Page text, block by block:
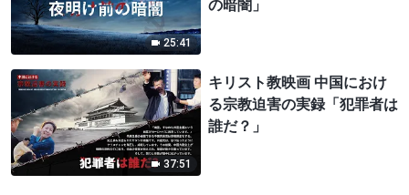
25:41
の暗闇」
37:51
キリスト教映画 中国におけ
る宗教迫害の実録「犯罪者は
誰だ？」